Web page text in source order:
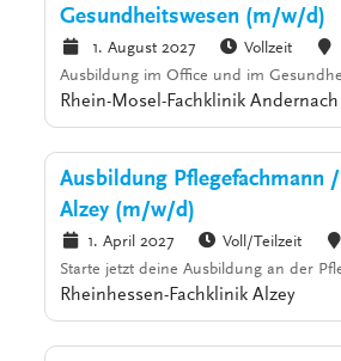
Gesundheitswesen (m/w/d)
1. August 2027 Vollzeit
Ausbildung im Office und im
Rhein-Mosel-Fachklinik Andernach
Ausbildung Pflegefachmann
Alzey (m/w/d)
1. April 2027 Voll/Teilzeit
Starte jetzt deine Ausbildung an der
Rheinhessen-Fachklinik Alzey